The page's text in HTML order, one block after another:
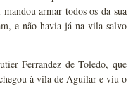
armar todos os da sua
e não havia já na vila salvo
Ferrandez de Toledo, que
à vila de Aguilar e viu o